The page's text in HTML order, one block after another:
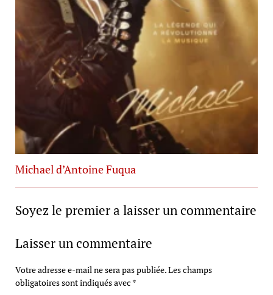
Michael d’Antoine Fuqua
Soyez le premier a laisser un commentaire
Laisser un commentaire
Votre adresse e-mail ne sera pas publiée.Les champs
obligatoires sont indiqués avec *